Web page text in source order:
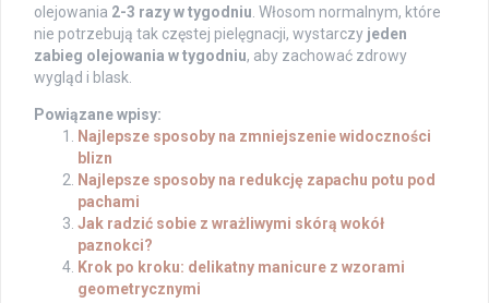
olejowania 2-3 razy w tygodniu . Włosom normalnym, które
nie potrzebują tak częstej pielęgnacji, wystarczy jeden
zabieg olejowania w tygodniu, aby zachować zdrowy
wygląd i blask.
Powiązane wpisy:
Najlepsze sposoby na zmniejszenie widoczności
blizn
Najlepsze sposoby na redukcję zapachu potu pod
pachami
Jak radzić sobie z wrażliwymi skórą wokół
paznokci?
Krok po kroku: delikatny manicure z wzorami
geometrycznymi